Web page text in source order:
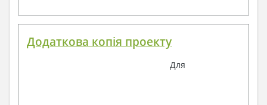
Додаткова копія проекту
Для